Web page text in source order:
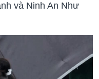
và Ninh An Như